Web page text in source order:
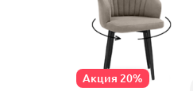
Акция 20%